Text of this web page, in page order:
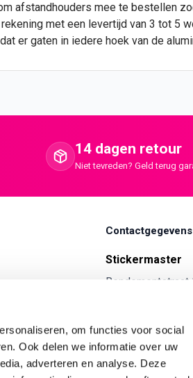
om functies voor social
Ook delen we informatie over uw
adverteren en analyse. Deze
afstandhouders mee te bestellen
met een levertijd van 3 tot 5
er gaten in iedere hoek van de
14 dagen retour
Niet tevreden? Geld terug
Contactgegevens
Stickermaster
Rendementstraat
0341 729 680
KVK: 71793437